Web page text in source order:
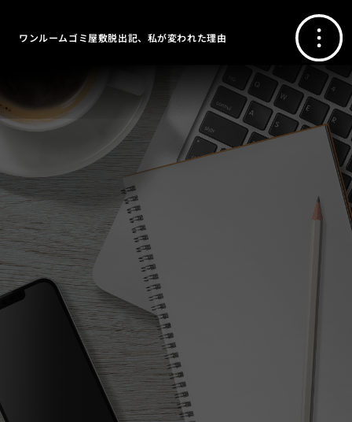
ワンルームゴミ屋敷脱出記、私が変われた理由